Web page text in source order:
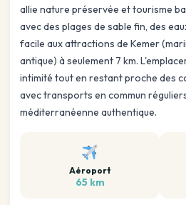
allie nature préservée et tourisme
avec des plages de sable fin, des
facile aux attractions de Kemer
antique) à seulement 7 km.
intimité tout en restant proche des
avec transports en commun
méditerranéenne authentique.
Aéroport
65 km